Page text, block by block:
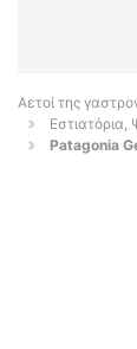
Αετοί της
Patagonia